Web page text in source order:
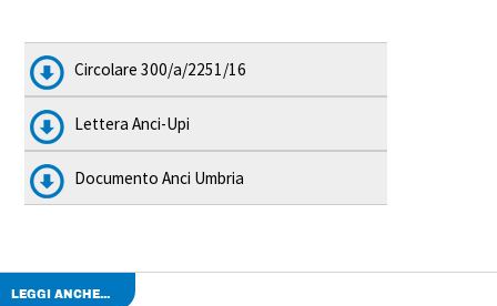
Circolare 300/a/2251/16
Lettera Anci-Upi
Documento Anci Umbria
LEGGI ANCHE...